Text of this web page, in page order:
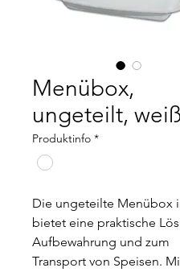
Menübox,
ungeteilt, weiß
Produktinfo *
Die ungeteilte Menübox
bietet eine praktische
Aufbewahrung und zum
Transport von Speisen.